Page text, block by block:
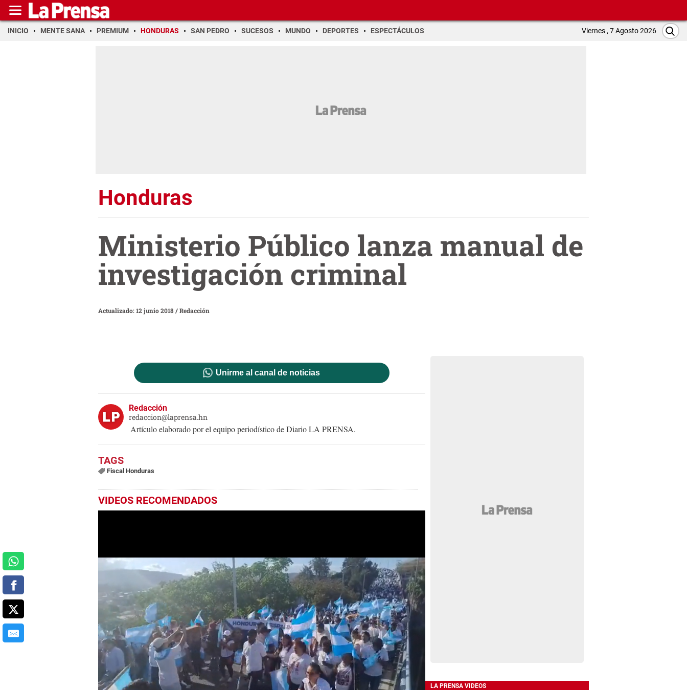
INICIO MENTE SANA PREMIUM HONDURAS SAN PEDRO SUCESOS MUNDO DEPORTES ESPECTÁCULOS Viernes , 7 Agosto 2026
Honduras
Ministerio Público lanza manual de
investigación criminal
Actualizado: 12 junio 2018/Redacción
Unirme al canal de noticias
Redacción
redaccion@laprensa.hn
Artículo elaborado por el equipo periodístico de Diario LA PRENSA.
Fiscal Honduras
VIDEOS RECOMENDADOS
LA PRENSA VIDEOS